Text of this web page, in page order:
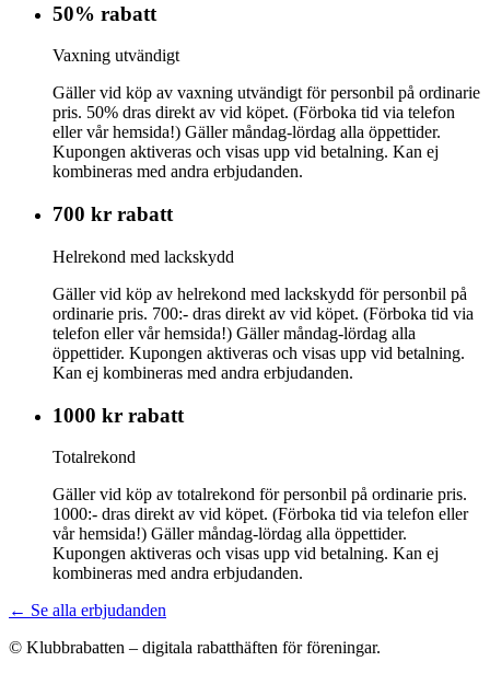
50% rabatt
Vaxning utvändigt
Gäller vid köp av vaxning utvändigt för personbil på ordinarie
pris. 50% dras direkt av vid köpet. (Förboka tid via telefon
eller vår hemsida!) Gäller måndag-lördag alla öppettider.
Kupongen aktiveras och visas upp vid betalning. Kan ej
kombineras med andra erbjudanden.
700 kr rabatt
Helrekond med lackskydd
Gäller vid köp av helrekond med lackskydd för personbil på
ordinarie pris. 700:- dras direkt av vid köpet. (Förboka tid via
telefon eller vår hemsida!) Gäller måndag-lördag alla
öppettider. Kupongen aktiveras och visas upp vid betalning.
Kan ej kombineras med andra erbjudanden.
1000 kr rabatt
Totalrekond
Gäller vid köp av totalrekond för personbil på ordinarie pris.
1000:- dras direkt av vid köpet. (Förboka tid via telefon eller
vår hemsida!) Gäller måndag-lördag alla öppettider.
Kupongen aktiveras och visas upp vid betalning. Kan ej
kombineras med andra erbjudanden.
← Se alla erbjudanden
© Klubbrabatten – digitala rabatthäften för föreningar.